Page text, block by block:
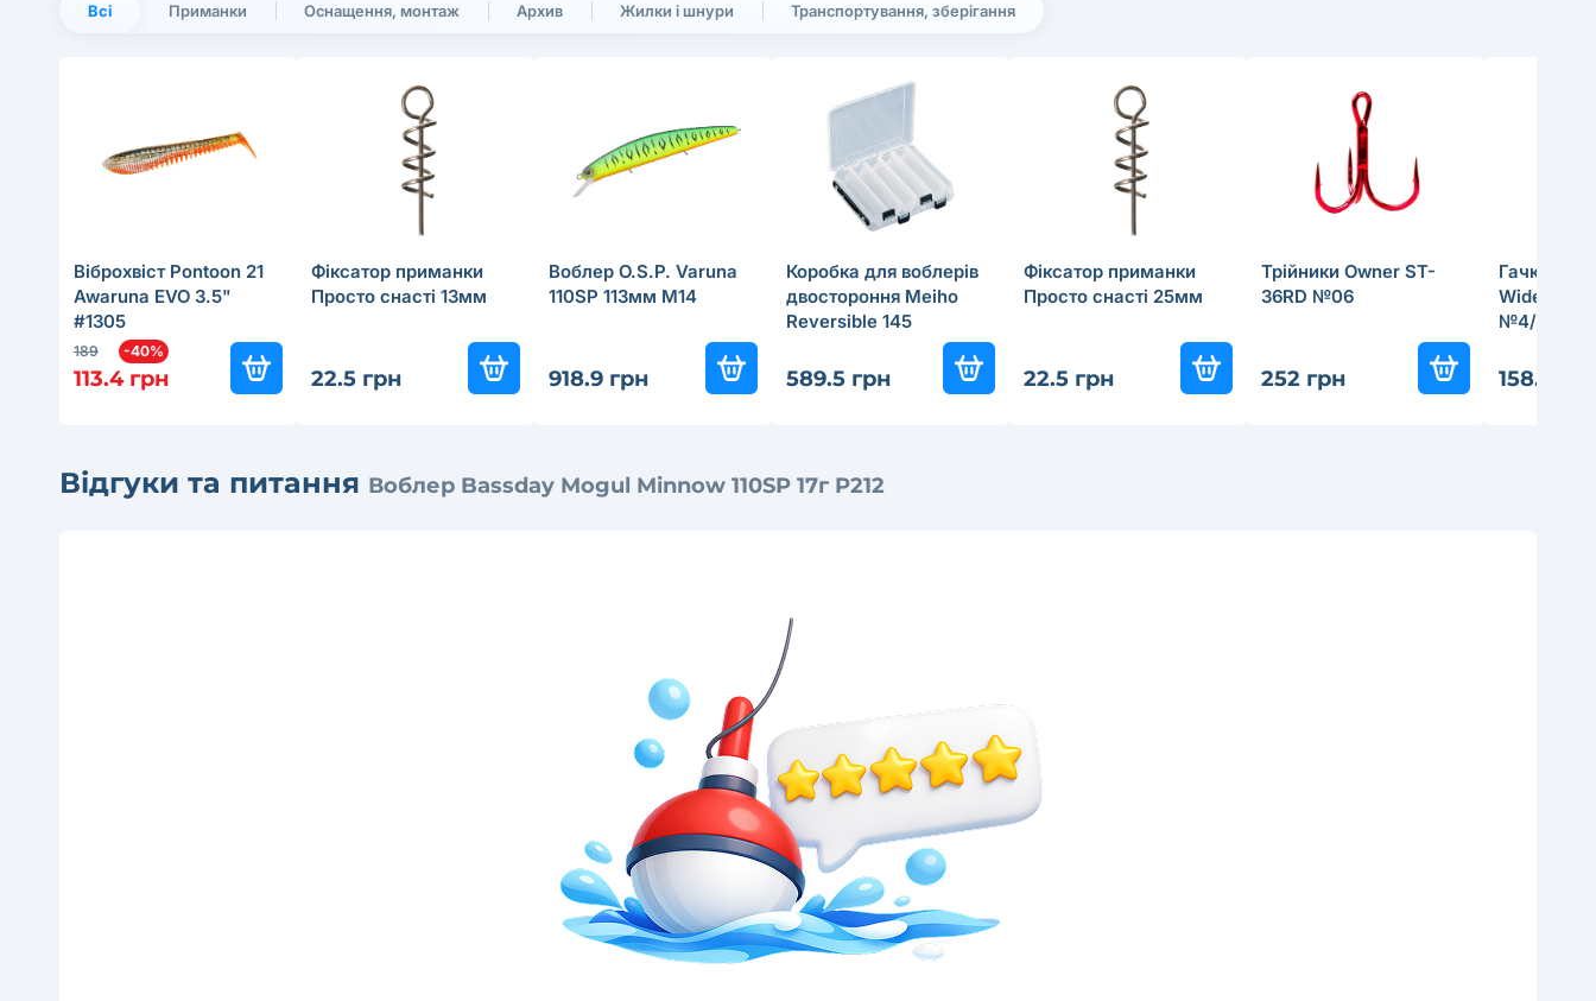
Всі Приманки Оснащення, монтаж Архив Жилки і шнури Транспортування, зберігання
Віброхвіст Pontoon 21
Awaruna EVO 3.5"
#1305
189 -40%
113.4 грн
Фіксатор приманки
Просто снастi 13мм
22.5 грн
Воблер O.S.P. Varuna
110SP 113мм M14
918.9 грн
Коробка для воблерів
двостороння Meiho
Reversible 145
589.5 грн
Фіксатор приманки
Просто снастi 25мм
22.5 грн
Трійники Owner ST-
36RD №06
252 грн
Гачки
Wide Gap
№4/0
158.4
Відгуки та питання Воблер Bassday Mogul Minnow 110SP 17г P212